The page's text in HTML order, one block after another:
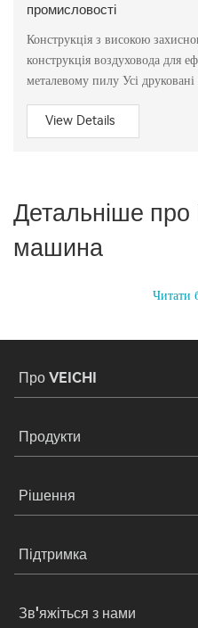
промисловості
Конструкція з високою
конструкція воздуховода для
металевому пилу Усі
View Details
Детальніше
машина
Читати
Про VEICHI
Продукти
Рішення
Підтримка
Зв'яжіться з нами